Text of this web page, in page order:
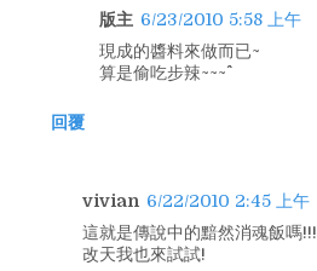
版主 6/23/2010 5:58 上午
現成的醬料來做而已~
算是偷吃步辣~~~^^
回覆
vivian 6/22/2010 2:45 上午
這就是傳說中的黯然消魂飯嗎!!!
改天我也來試試!